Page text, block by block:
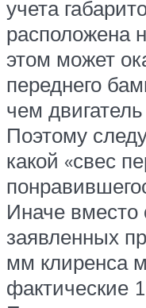
учета
расположена
этом может
переднего
чем
Поэтому
какой «свес
Иначе
заявленных
мм клиренса
фактические